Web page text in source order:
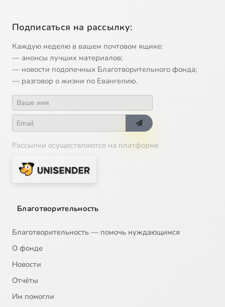
Подписаться на рассылку:
Каждую неделю в вашем почтовом ящике:
— анонсы лучших материалов;
— новости подопечных Благотворительного фонда;
— разговор о жизни по Евангелию.
Рассылки осуществляются на платформе
Благотворительность
Благотворительность — помочь нуждающимся
О фонде
Новости
Отчёты
Им помогли